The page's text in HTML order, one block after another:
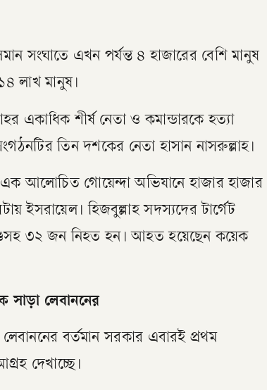
সংঘাতে এখন পর্যন্ত ৪ হাজারের বেশি মানুষ
লাখ মানুষ।
একাধিক শীর্ষ নেতা ও কমান্ডারকে হত্যা
তিন দশকের নেতা হাসান নাসরুল্লাহ।
এক আলোচিত গোয়েন্দা অভিযানে হাজার হাজার
ইসরায়েল। হিজবুল্লাহ সদস্যদের টার্গেট
৩২ জন নিহত হন। আহত হয়েছেন কয়েক
সাড়া লেবাননের
বর্তমান সরকার এবারই প্রথম
দেখাচ্ছে।